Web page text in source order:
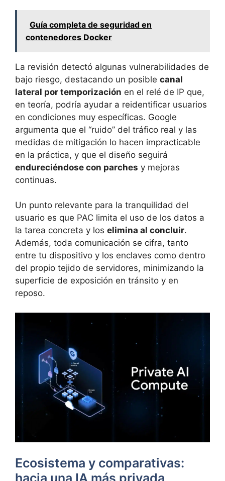
Guía completa de seguridad en
contenedores Docker
La revisión detectó algunas vulnerabilidades de
bajo riesgo, destacando un posible canal
lateral por temporización en el relé de IP que,
en teoría, podría ayudar a reidentificar usuarios
en condiciones muy específicas. Google
argumenta que el “ruido” del tráfico real y las
medidas de mitigación lo hacen impracticable
en la práctica, y que el diseño seguirá
endureciéndose con parches y mejoras
continuas.
Un punto relevante para la tranquilidad del
usuario es que PAC limita el uso de los datos a
la tarea concreta y los elimina al concluir.
Además, toda comunicación se cifra, tanto
entre tu dispositivo y los enclaves como dentro
del propio tejido de servidores, minimizando la
superficie de exposición en tránsito y en
reposo.
Ecosistema y comparativas:
hacia una IA más privada